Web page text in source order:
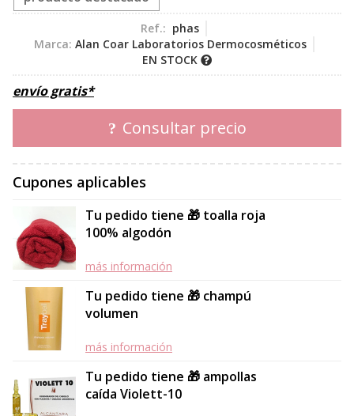
Ref.: phas
Marca: Alan Coar Laboratorios Dermocosméticos
EN STOCK
envío gratis*
Consultar precio
Cupones aplicables
Tu pedido tiene 🎁 toalla roja
100% algodón
más información
Tu pedido tiene 🎁 champú
volumen
más información
Tu pedido tiene 🎁 ampollas
caída Violett-10